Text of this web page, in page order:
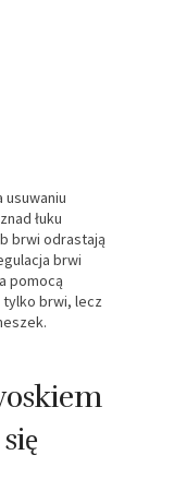
usuwaniu
łuku
brwi odrastają
brwi
pomocą
tylko brwi, lecz